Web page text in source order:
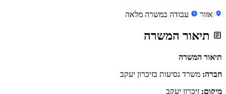
אזור עבודה במשרה מלאה
תיאור המשרה
תיאור המשרה
חברה: משרד נסיעות בזיכרון יעקב
מיקום: זיכרון יעקב